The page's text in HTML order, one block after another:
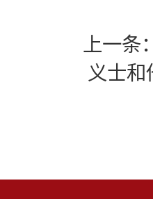
上一条
义士